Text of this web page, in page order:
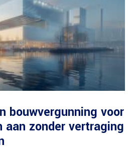
bouwvergunning voor
aan zonder vertraging